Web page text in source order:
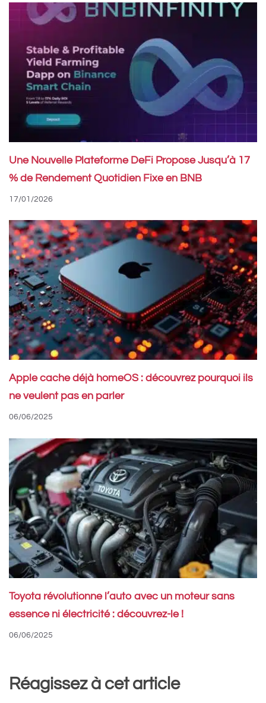
Une Nouvelle Plateforme DeFi Propose Jusqu’à 17
% de Rendement Quotidien Fixe en BNB
17/01/2026
Apple cache déjà homeOS : découvrez pourquoi ils
ne veulent pas en parler
06/06/2025
Toyota révolutionne l’auto avec un moteur sans
essence ni électricité : découvrez-le !
06/06/2025
Réagissez à cet article